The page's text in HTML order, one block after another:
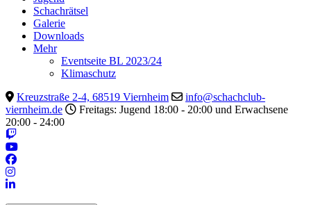
Schachrätsel
Galerie
Downloads
Mehr
Eventseite BL 2023/24
Klimaschutz
Kreuzstraße 2-4, 68519 Viernheim
info@schachclub-
viernheim.de
Freitags: Jugend 18:00 - 20:00 und Erwachsene
20:00 - 24:00